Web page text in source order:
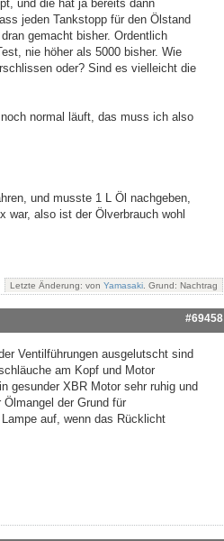
und die hat ja bereits dann
jeden Tankstopp für den Ölstand
gemacht bisher. Ordentlich
nie höher als 5000 bisher. Wie
oder? Sind es vielleicht die
normal läuft, das muss ich also
und musste 1 L Öl nachgeben,
war, also ist der Ölverbrauch wohl
Letzte Änderung: von Yamasaki . Grund: Nachtrag
#69458
Ventilführungen ausgelutscht sind
am Kopf und Motor
gesunder XBR Motor sehr ruhig und
der Grund für
auf, wenn das Rücklicht